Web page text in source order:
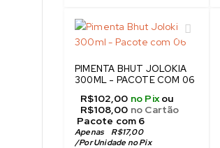
PIMENTA BHUT JOLOKIA
300ML - PACOTE COM 06
R$102,00 no Pix ou
R$108,00 no Cartão
Pacote com 6
Apenas R$17,00
/Por Unidade no Pix